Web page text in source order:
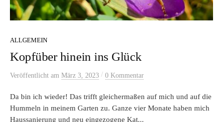
ALLGEMEIN
Kopfüber hinein ins Glück
Veröffentlicht am März 3, 2023 / 0 Kommentar
Da bin ich wieder! Das trifft gleichermaßen auf mich und auf die
Hummeln in meinem Garten zu. Ganze vier Monate haben mich
Haussanierung und neu eingezogene Kat...